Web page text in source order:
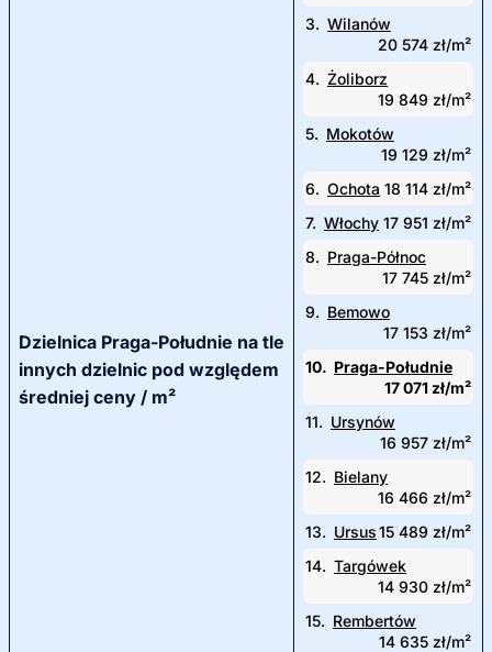
Dzielnica Praga-Południe na tle
innych dzielnic pod względem
średniej ceny / m²
3. Wilanów
20 574 zł/m²
4. Żoliborz
19 849 zł/m²
5. Mokotów
19 129 zł/m²
6. Ochota 18 114 zł/m²
7. Włochy 17 951 zł/m²
8. Praga-Północ
17 745 zł/m²
9. Bemowo
17 153 zł/m²
10. Praga-Południe
17 071 zł/m²
11. Ursynów
16 957 zł/m²
12. Bielany
16 466 zł/m²
13. Ursus15 489 zł/m²
14. Targówek
14 930 zł/m²
15. Rembertów
14 635 zł/m²